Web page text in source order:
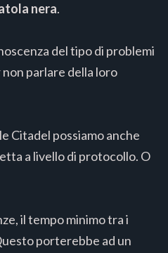
nera.
del tipo di problemi
parlare della loro
Citadel possiamo anche
a livello di protocollo. O
il tempo minimo tra i
porterebbe ad un